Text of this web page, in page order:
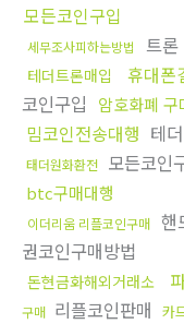
모든코인구입
세무조사피하는방법 트
테더트론매입 휴대폰
코인구입
암호화폐 구
밈코인전송대행 테
태더원화환전 모든코인
btc구매대행
이더리움 리플코인구매 핸
권코인구매방법
돈현금화해외거래소
구매 리플코인판매 카